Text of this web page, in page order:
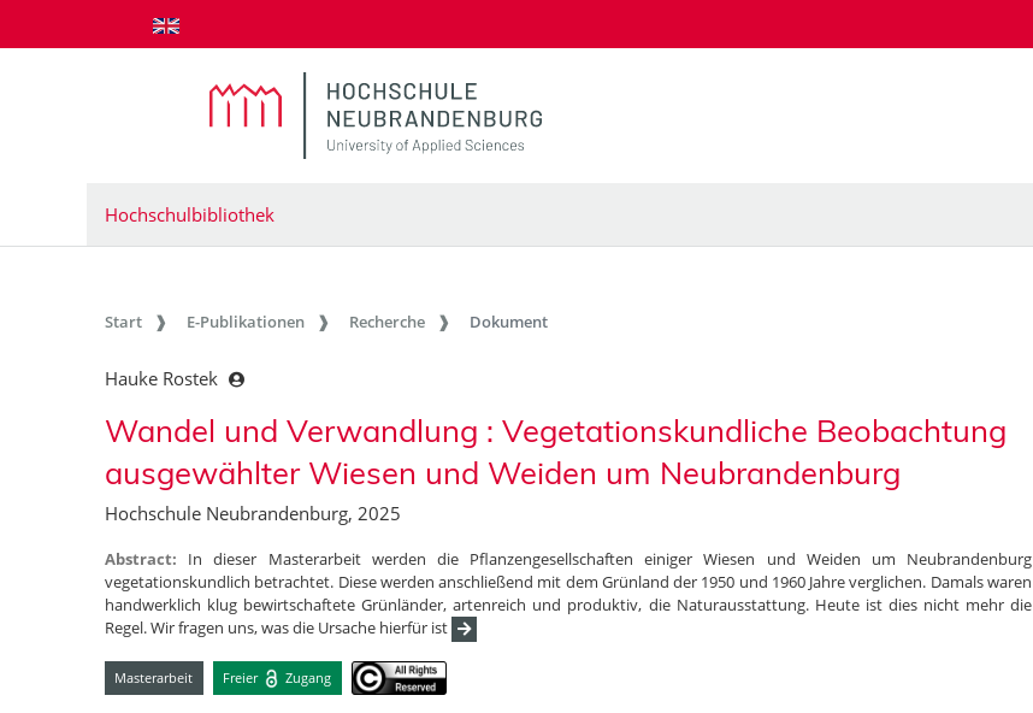
zum Inhalt springen
Hochschulbibliothek
Start E-Publikationen Recherche Dokument
Hauke Rostek
Wandel und Verwandlung : Vegetationskundliche Beobachtung
ausgewählter Wiesen und Weiden um Neubrandenburg
Hochschule Neubrandenburg, 2025
Abstract: In dieser Masterarbeit werden die Pflanzengesellschaften einiger Wiesen und Weiden um Neubrandenburg
vegetationskundlich betrachtet. Diese werden anschließend mit dem Grünland der 1950 und 1960 Jahre verglichen. Damals waren
handwerklich klug bewirtschaftete Grünländer, artenreich und produktiv, die Naturausstattung. Heute ist dies nicht mehr die
Regel. Wir fragen uns, was die Ursache hierfür ist
Masterarbeit Freier Zugang